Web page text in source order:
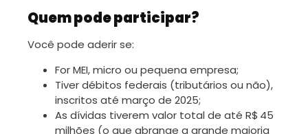
Quem pode participar?
Você pode aderir se:
For MEI, micro ou pequena empresa;
Tiver débitos federais (tributários ou não),
inscritos até março de 2025;
As dívidas tiverem valor total de até R$ 45
milhões (o que abrange a grande maioria